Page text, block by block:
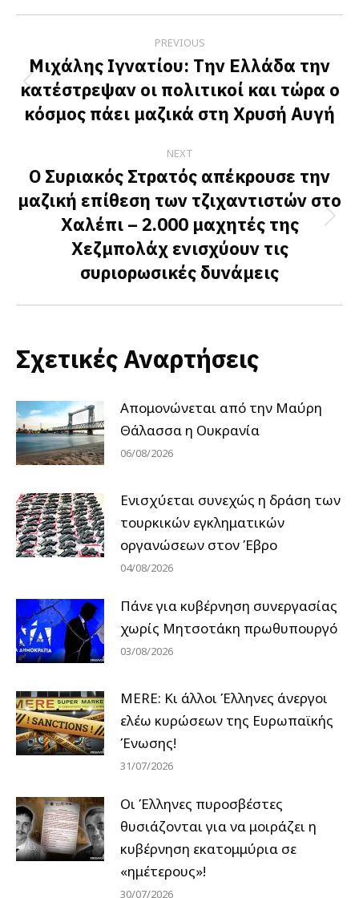
Facebook
X
LinkedIn
navigation
PREVIOUS
Previous
post:
Μιχάλης Ιγνατίου: Την Ελλάδα την
κατέστρεψαν οι πολιτικοί και τώρα ο
κόσμος πάει μαζικά στη Χρυσή Αυγή
NEXT
Next
post:
Ο Συριακός Στρατός απέκρουσε την
μαζική επίθεση των τζιχαντιστών στο
Χαλέπι – 2.000 μαχητές της
Χεζμπολάχ ενισχύουν τις
συριορωσικές δυνάμεις
Σχετικές Αναρτήσεις
Απομονώνεται από την Μαύρη
Θάλασσα η Ουκρανία
06/08/2026
Ενισχύεται συνεχώς η δράση των
τουρκικών εγκληματικών
οργανώσεων στον Έβρο
04/08/2026
Πάνε για κυβέρνηση συνεργασίας
χωρίς Μητσοτάκη πρωθυπουργό
03/08/2026
MERE: Κι άλλοι Έλληνες άνεργοι
ελέω κυρώσεων της Ευρωπαϊκής
Ένωσης!
31/07/2026
Οι Έλληνες πυροσβέστες
θυσιάζονται για να μοιράζει η
κυβέρνηση εκατομμύρια σε
«ημέτερους»!
30/07/2026